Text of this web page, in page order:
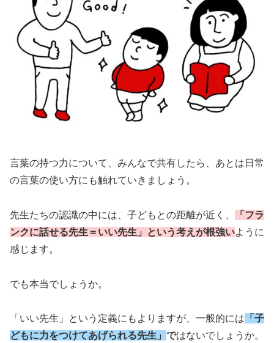
言葉の持つ力について、みんなで共有したら、あとは日常
の言葉の使い方にも触れていきましょう。
先生たちの認識の中には、子どもとの距離が近く、
「フラ
ンクに話せる先生＝いい先生」という考えが根強いように
感じます。
でも本当でしょうか。
「いい先生」という定義にもよりますが、一般的には 「子
どもに力をつけてあげられる先生」 ではないでしょうか。